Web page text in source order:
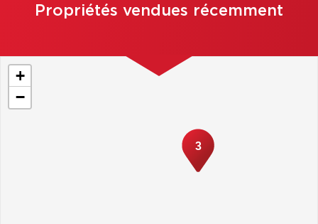
Propriétés vendues récemment
3
+
−